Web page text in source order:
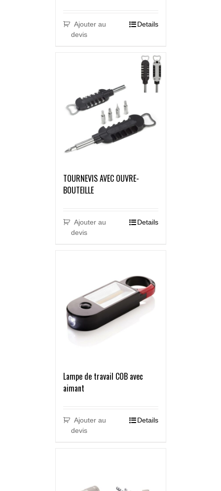
Ajouter au
devis
Details
TOURNEVIS AVEC OUVRE-
BOUTEILLE
Ajouter au
devis
Details
Lampe de travail COB avec
aimant
Ajouter au
devis
Details